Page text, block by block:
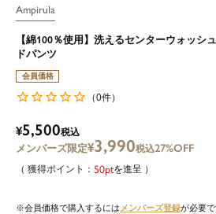
Ampirula
【綿100％使用】洗えるセンターウォッシ
ドパンツ
会員価格
（0件）
¥5,500税込
¥3,990税込27%OFF
50 を進呈
会員価格で購入するには メンバーズ登録が必要